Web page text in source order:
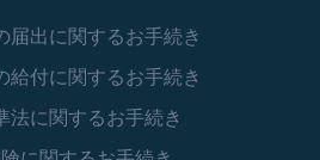
届出に関するお手続き
給付に関するお手続き
法に関するお手続き